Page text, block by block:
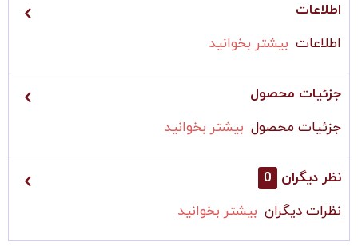
اطلاعات
اطلاعات بیشتر بخوانید
جزئیات محصول
جزئیات محصول بیشتر بخوانید
نظر دیگران 0
نظرات دیگران بیشتر بخوانید